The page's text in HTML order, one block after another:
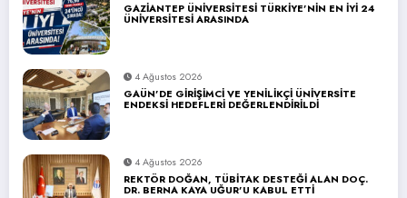
GAZİANTEP ÜNİVERSİTESİ TÜRKİYE’NİN EN İYİ 24
ÜNİVERSİTESİ ARASINDA
4 Ağustos 2026
GAÜN’DE GİRİŞİMCİ VE YENİLİKÇİ ÜNİVERSİTE
ENDEKSİ HEDEFLERİ DEĞERLENDİRİLDİ
4 Ağustos 2026
REKTÖR DOĞAN, TÜBİTAK DESTEĞİ ALAN DOÇ.
DR. BERNA KAYA UĞUR’U KABUL ETTİ